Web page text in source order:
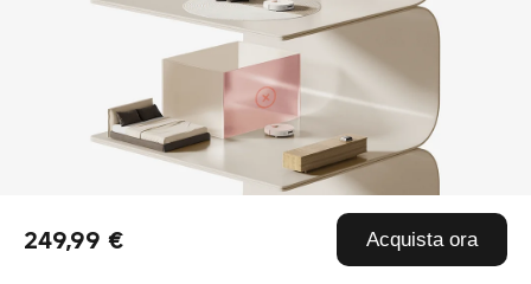
249,99 € Acquista ora